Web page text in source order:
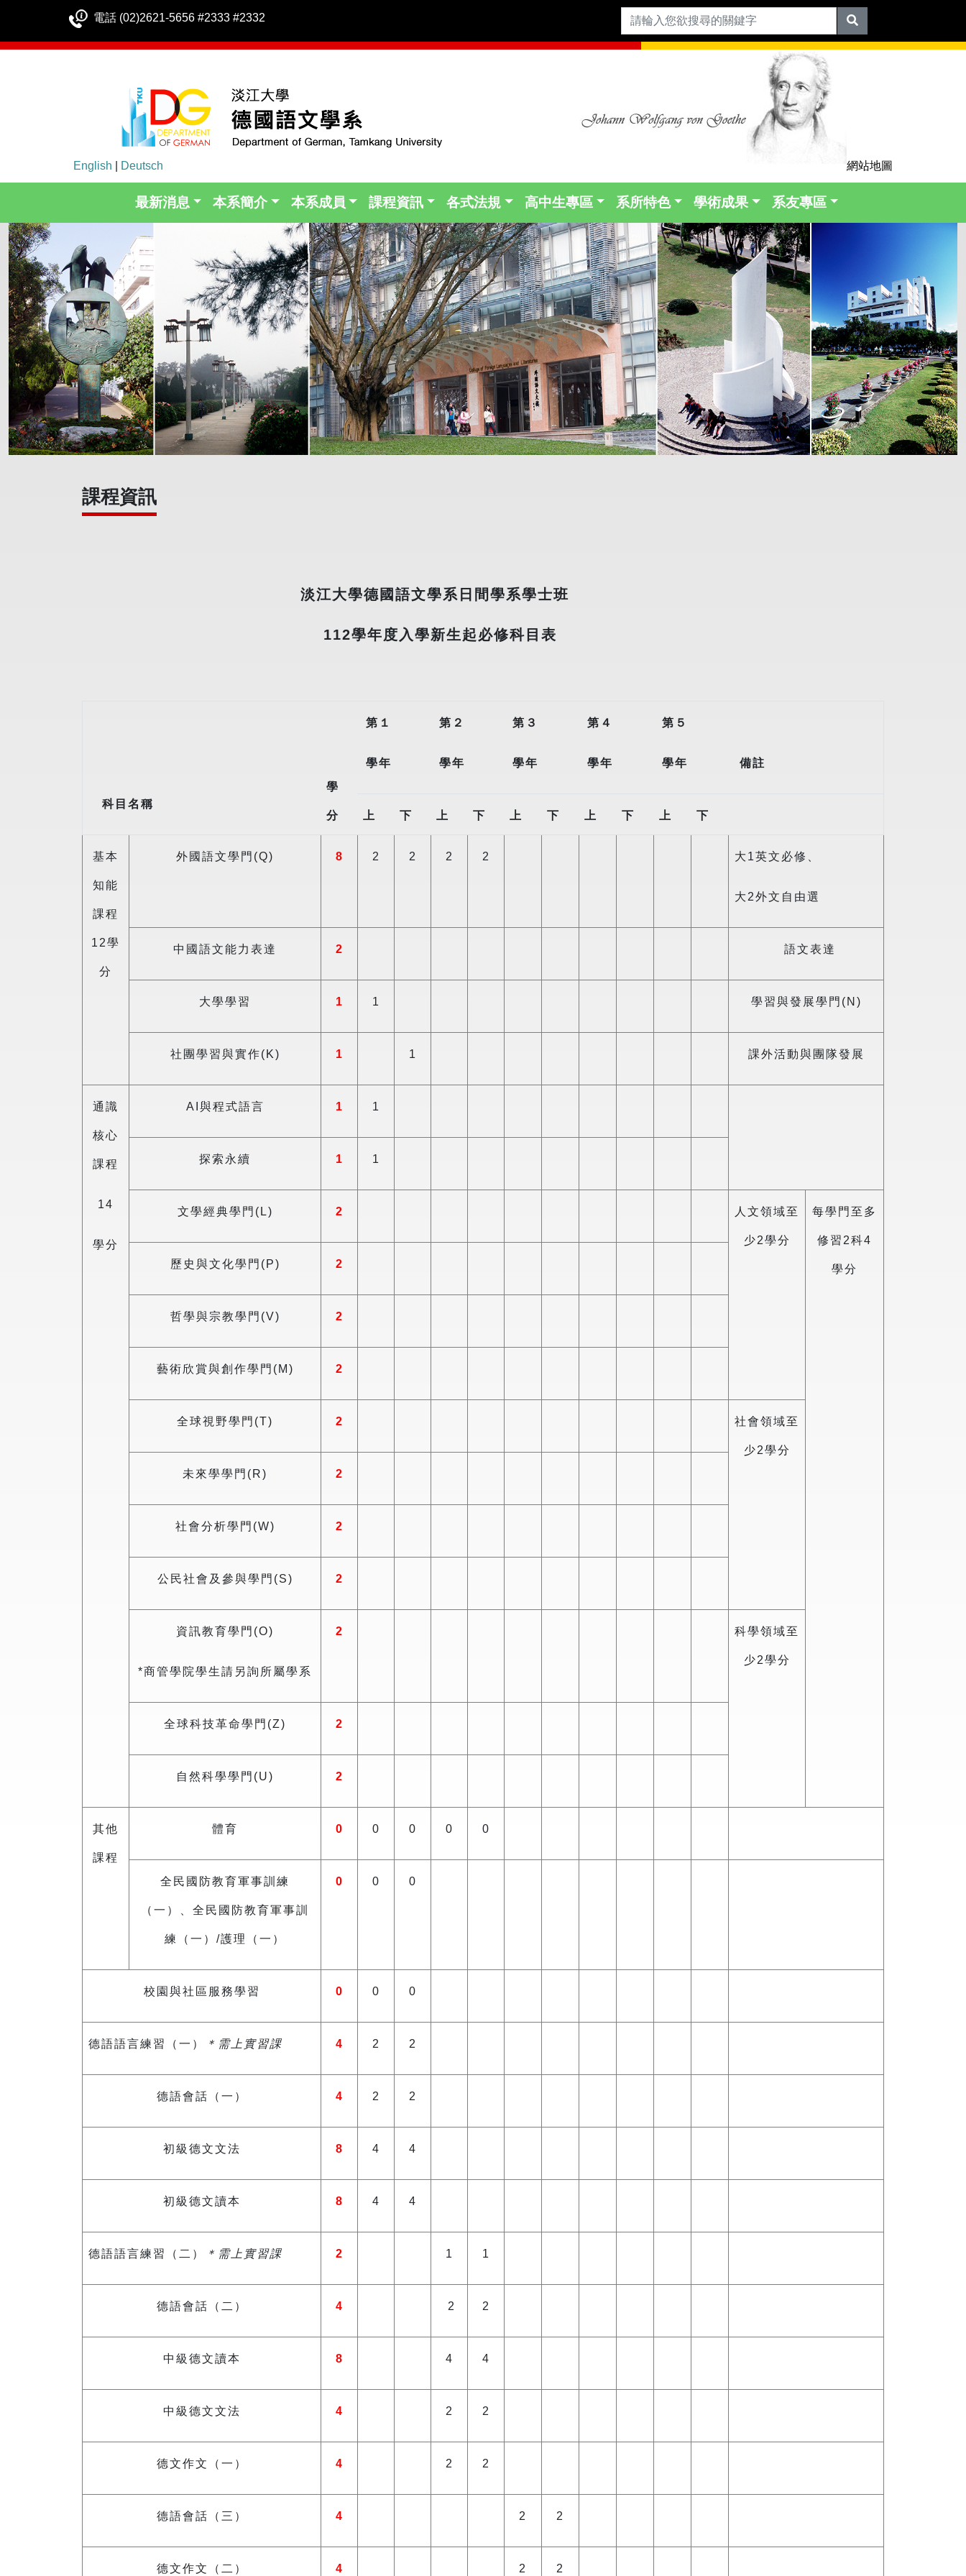
電話 (02)2621-5656 #2333 #2332
English Deutsch 網站地圖
最新消息 本系簡介 本系成員 課程資訊 各式法規 高中生專區 系所特色 學術成果 系友專區
課程資訊
淡江大學德國語文學系日間學系學士班
112學年度入學新生起必修科目表
科目名稱
學
分
第１
學年
第２
學年
第３
學年
第４
學年
第５
學年 備註
上 下 上 下 上 下 上 下 上 下
基本
知能
課程
12學
分
外國語文學門(Q) 8 2 2 2 2 大1英文必修、
大2外文自由選
中國語文能力表達 2 語文表達
大學學習 1 1 學習與發展學門(N)
社團學習與實作(K) 1 1 課外活動與團隊發展
通識
核心
課程
14
學分
AI與程式語言 1 1
探索永續 1 1
文學經典學門(L) 2 人文領域至
少2學分
每學門至多
修習2科4
學分
歷史與文化學門(P) 2
哲學與宗教學門(V) 2
藝術欣賞與創作學門(M) 2
全球視野學門(T) 2 社會領域至
少2學分
未來學學門(R)
2
社會分析學門(W) 2
公民社會及參與學門(S) 2
資訊教育學門(O)
*商管學院學生請另詢所屬學系
2 科學領域至
少2學分
全球科技革命學門(Z) 2
自然科學學門(U) 2
其他
課程
體育 0 0 0 0 0
全民國防教育軍事訓練
（一）、全民國防教育軍事訓
練（一）/護理（一）
0 0 0
校園與社區服務學習 0 0 0
德語語言練習（一） ＊需上實習課 4 2 2
德語會話（一） 4 2 2
初級德文文法 8 4 4
初級德文讀本 8 4 4
德語語言練習（二） ＊需上實習課 2 1 1
德語會話（二） 4 2 2
中級德文讀本 8 4 4
中級德文文法 4 2 2
德文作文（一） 4 2 2
德語會話（三） 4 2 2
德文作文（二） 4 2 2